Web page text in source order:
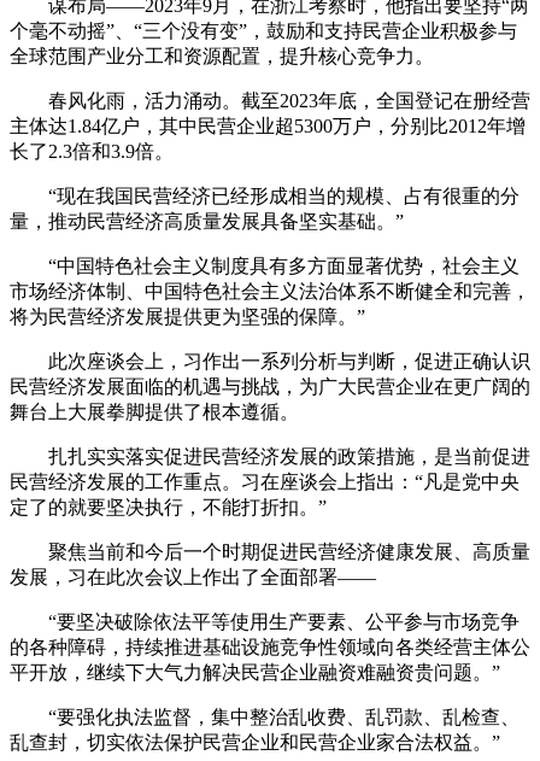
谋布局——2023年9月，在浙江考察时，他指出要坚持“两
个毫不动摇”、“三个没有变”，鼓励和支持民营企业积极参与
全球范围产业分工和资源配置，提升核心竞争力。
春风化雨，活力涌动。截至2023年底，全国登记在册经营
主体达1.84亿户，其中民营企业超5300万户，分别比2012年增
长了2.3倍和3.9倍。
“现在我国民营经济已经形成相当的规模、占有很重的分
量，推动民营经济高质量发展具备坚实基础。”
“中国特色社会主义制度具有多方面显著优势，社会主义
市场经济体制、中国特色社会主义法治体系不断健全和完善，
将为民营经济发展提供更为坚强的保障。”
此次座谈会上，习作出一系列分析与判断，促进正确认识
民营经济发展面临的机遇与挑战，为广大民营企业在更广阔的
舞台上大展拳脚提供了根本遵循。
扎扎实实落实促进民营经济发展的政策措施，是当前促进
民营经济发展的工作重点。习在座谈会上指出：“凡是党中央
定了的就要坚决执行，不能打折扣。”
聚焦当前和今后一个时期促进民营经济健康发展、高质量
发展，习在此次会议上作出了全面部署——
“要坚决破除依法平等使用生产要素、公平参与市场竞争
的各种障碍，持续推进基础设施竞争性领域向各类经营主体公
平开放，继续下大气力解决民营企业融资难融资贵问题。”
“要强化执法监督，集中整治乱收费、乱罚款、乱检查、
乱查封，切实依法保护民营企业和民营企业家合法权益。”